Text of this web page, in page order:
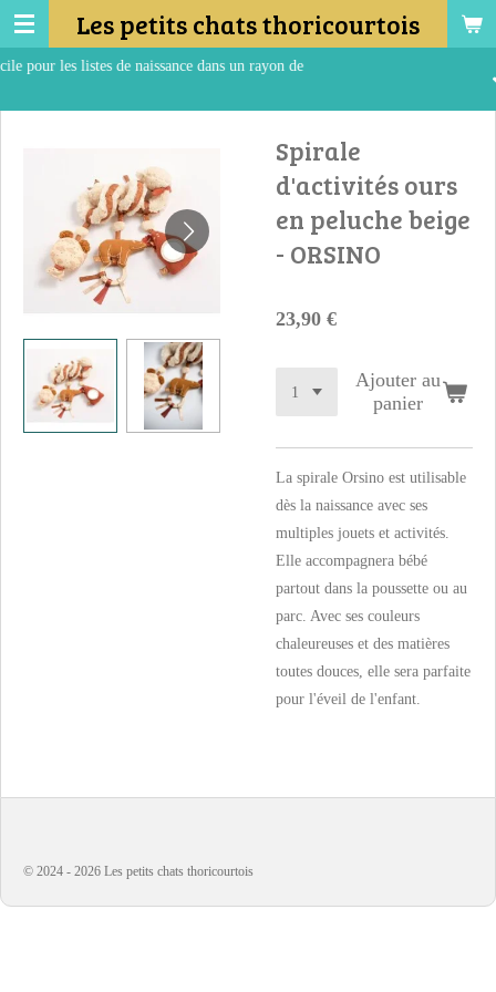
Passer
au
contenu
Les petits chats thoricourtois
dans un rayon de
Retrait en
Spirale
d'activités ours
en peluche beige
- ORSINO
23,90 €
Ajouter au
panier
La spirale Orsino est utilisable
dès la naissance avec ses
multiples jouets et activités.
Elle accompagnera bébé
partout dans la poussette ou au
parc. Avec ses couleurs
chaleureuses et des matières
toutes douces, elle sera parfaite
pour l'éveil de l'enfant.
© 2024 - 2026 Les petits chats thoricourtois